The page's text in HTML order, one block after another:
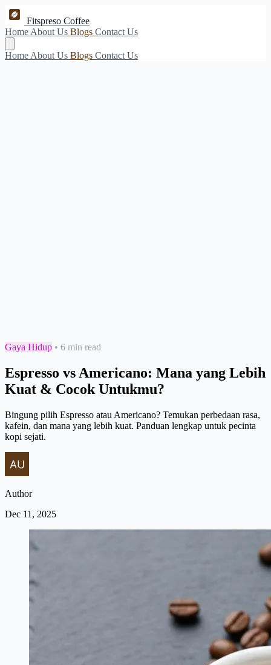
Fitspreso Coffee
Home About Us Blogs Contact Us
Home About Us Blogs Contact Us
Gaya Hidup • 6 min read
Espresso vs Americano: Mana yang Lebih
Kuat & Cocok Untukmu?
Bingung pilih Espresso atau Americano? Temukan perbedaan rasa,
kafein, dan mana yang lebih kuat. Panduan lengkap untuk pecinta
kopi sejati.
Author
Dec 11, 2025